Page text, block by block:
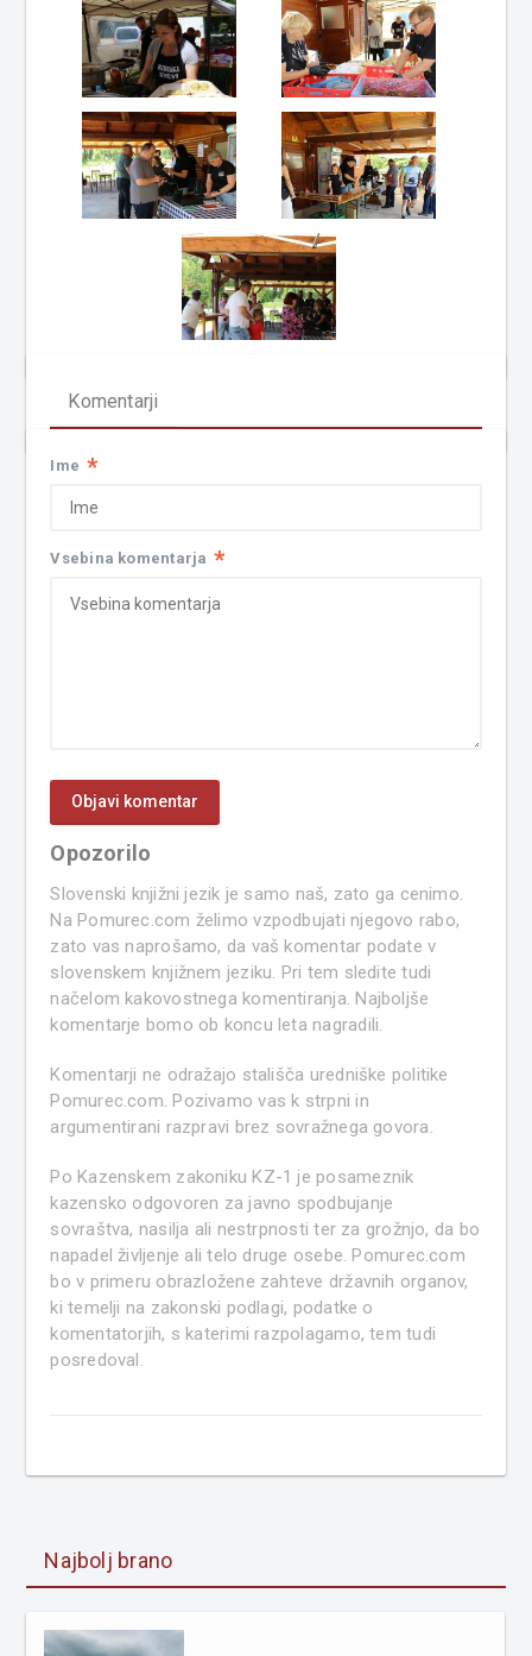
Komentarji
Ime *
Vsebina komentarja *
Opozorilo
Slovenski knjižni jezik je samo naš, zato ga cenimo.
Na Pomurec.com želimo vzpodbujati njegovo rabo,
zato vas naprošamo, da vaš komentar podate v
slovenskem knjižnem jeziku. Pri tem sledite tudi
načelom kakovostnega komentiranja. Najboljše
komentarje bomo ob koncu leta nagradili.
Komentarji ne odražajo stališča uredniške politike
Pomurec.com. Pozivamo vas k strpni in
argumentirani razpravi brez sovražnega govora.
Po Kazenskem zakoniku KZ-1 je posameznik
kazensko odgovoren za javno spodbujanje
sovraštva, nasilja ali nestrpnosti ter za grožnjo, da bo
napadel življenje ali telo druge osebe. Pomurec.com
bo v primeru obrazložene zahteve državnih organov,
ki temelji na zakonski podlagi, podatke o
komentatorjih, s katerimi razpolagamo, tem tudi
posredoval.
Najbolj brano